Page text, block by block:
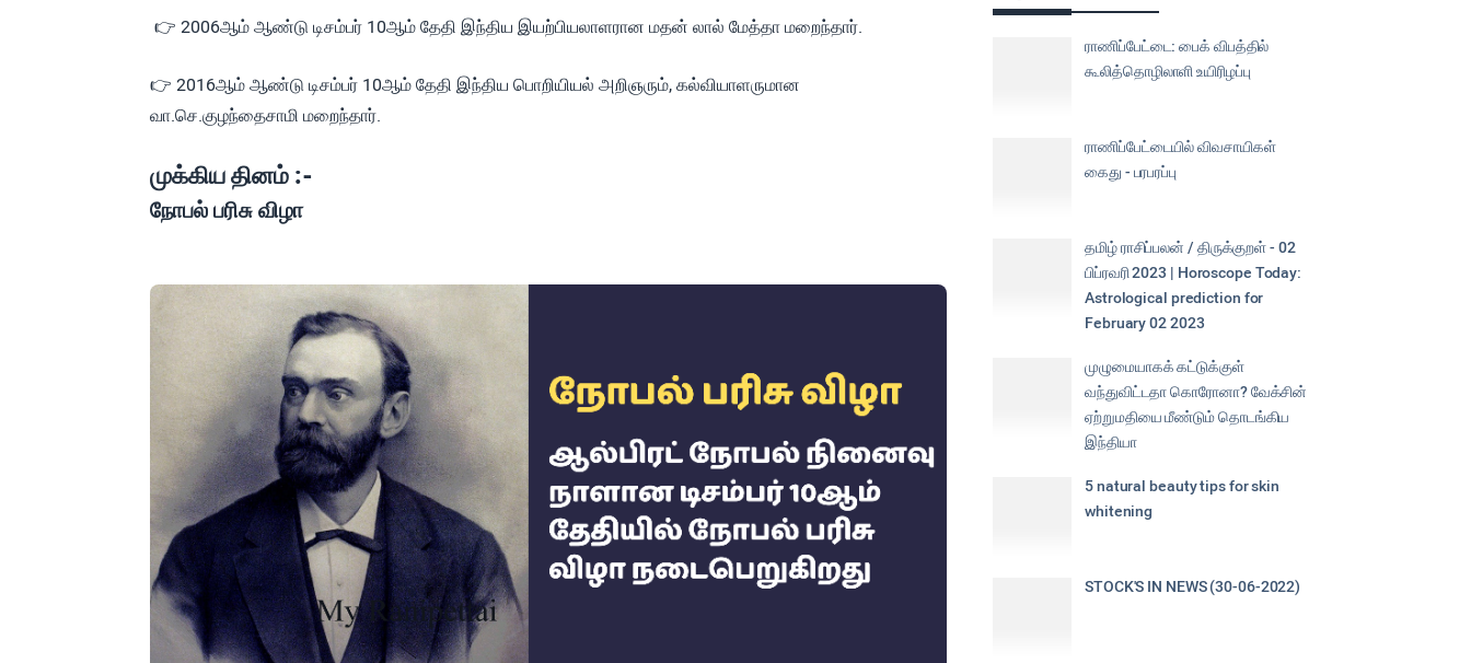
👉 2006ஆம் ஆண்டு டிசம்பர் 10ஆம் தேதி இந்திய இயற்பியலாளரான மதன் லால் மேத்தா மறைந்தார்.
👉 2016ஆம் ஆண்டு டிசம்பர் 10ஆம் தேதி இந்திய பொறியியல் அறிஞரும், கல்வியாளருமான
வா.செ.குழந்தைசாமி மறைந்தார்.
முக்கிய தினம் :-
நோபல் பரிசு விழா
ராணிப்பேட்டை: பைக் விபத்தில்
கூலித்தொழிலாளி உயிரிழப்பு
ராணிப்பேட்டையில் விவசாயிகள்
கைது - பரபரப்பு
தமிழ் ராசிப்பலன் / திருக்குறள் - 02
பிப்ரவரி 2023 | Horoscope Today:
Astrological prediction for
February 02 2023
முழுமையாகக் கட்டுக்குள்
வந்துவிட்டதா கொரோனா? வேக்சின்
ஏற்றுமதியை மீண்டும் தொடங்கிய
இந்தியா
5 natural beauty tips for skin
whitening
STOCK'S IN NEWS (30-06-2022)